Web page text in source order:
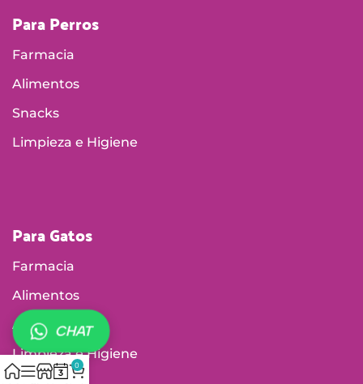
Para Perros
Farmacia
Alimentos
Snacks
Limpieza e Higiene
Para Gatos
Farmacia
Alimentos
Accesorios
Limpieza e Higiene
CHAT
0